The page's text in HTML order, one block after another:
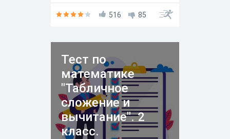
516 85
Тест по
математике
"Табличное
сложение и
вычитание". 2
класс.